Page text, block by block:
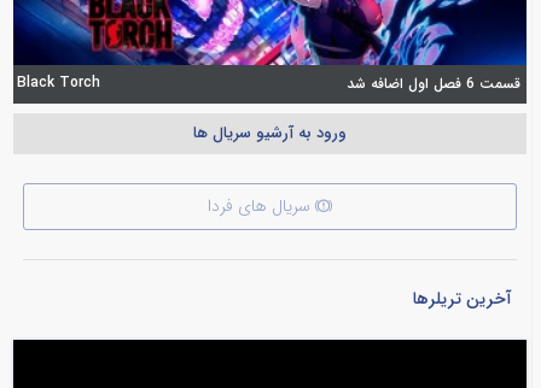
قسمت 6 فصل اول اضافه شد Black Torch
ورود به آرشیو سریال ها
سریال های فردا
آخرین تریلرها